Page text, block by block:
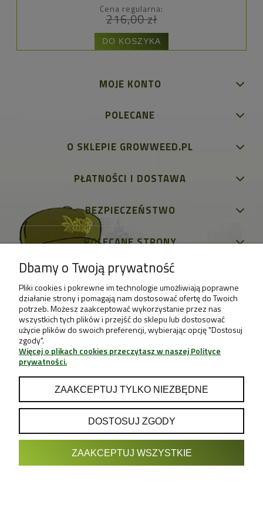
Cena regularna:
216,00 zł
DO KOSZYKA
MOJE KONTO
POLECANE
O SKLEPIE GROWWEED.PL
PŁATNOŚCI I DOSTAWA
BEZPIECZEŃSTWO
POLECANE STRONY
POKAŻ PEŁNĄ WERSJĘ STRONY
Dbamy o Twoją prywatność
Pliki cookies i pokrewne im technologie umożliwiają poprawne
działanie strony i pomagają nam dostosować ofertę do Twoich
potrzeb. Możesz zaakceptować wykorzystanie przez nas
wszystkich tych plików i przejść do sklepu lub dostosować
użycie plików do swoich preferencji, wybierając opcję "Dostosuj
zgody".
Więcej o plikach cookies przeczytasz w naszej Polityce
prywatności.
ZAAKCEPTUJ TYLKO NIEZBĘDNE
DOSTOSUJ ZGODY
ZAAKCEPTUJ WSZYSTKIE